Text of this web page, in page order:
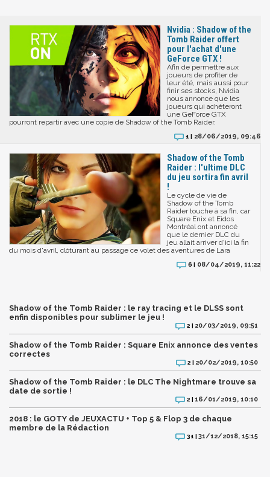
Nvidia : Shadow of the
Tomb Raider offert
pour l'achat d'une
GeForce GTX !
Afin de permettre aux
joueurs de profiter de
leur été, mais aussi pour
finir ses stocks, Nvidia
nous annonce que les
joueurs qui achèteront
une GeForce GTX
pourront repartir avec une copie de Shadow of the Tomb Raider.
1 | 28/06/2019, 09:46
Shadow of the Tomb
Raider : l'ultime DLC
du jeu sortira fin avril
!
Le cycle de vie de
Shadow of the Tomb
Raider touche à sa fin, car
Square Enix et Eidos
Montréal ont annoncé
que le dernier DLC du
jeu allait arriver d'ici la fin
du mois d'avril, clôturant au passage ce volet des aventures de Lara
6 | 08/04/2019, 11:22
Shadow of the Tomb Raider : le ray tracing et le DLSS sont
enfin disponibles pour sublimer le jeu !
2 | 20/03/2019, 09:51
Shadow of the Tomb Raider : Square Enix annonce des ventes
correctes
2 | 20/02/2019, 10:50
Shadow of the Tomb Raider : le DLC The Nightmare trouve sa
date de sortie !
2 | 16/01/2019, 10:10
2018 : le GOTY de JEUXACTU + Top 5 & Flop 3 de chaque
membre de la Rédaction
31 | 31/12/2018, 15:15